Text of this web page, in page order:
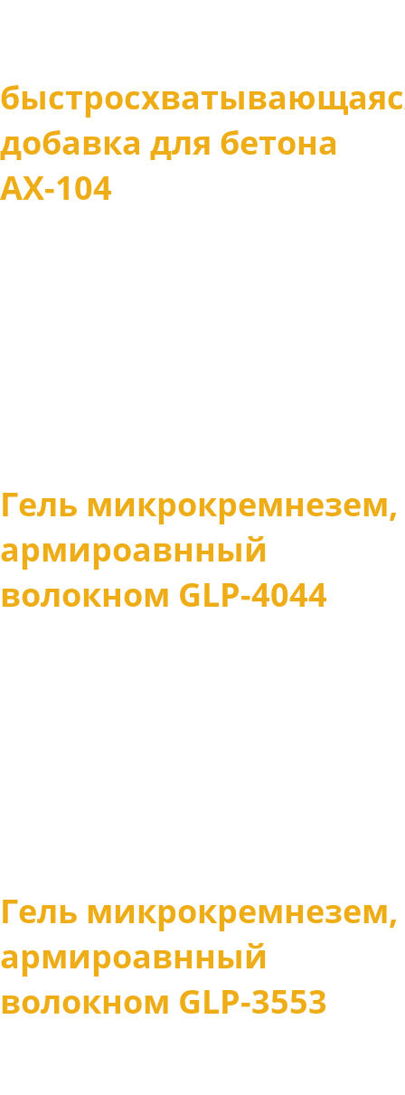
добавка для бетона
АХ-104
Гель микрокремнезем,
армироавнный
волокном GLP-4044
Гель микрокремнезем,
армироавнный
волокном GLP-3553